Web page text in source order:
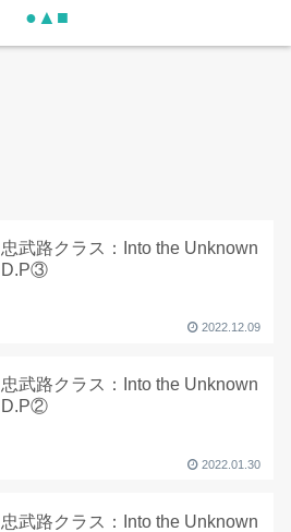
●▲■
忠武路クラス：Into the Unknown
D.P③
2022.12.09
忠武路クラス：Into the Unknown
D.P②
2022.01.30
忠武路クラス：Into the Unknown